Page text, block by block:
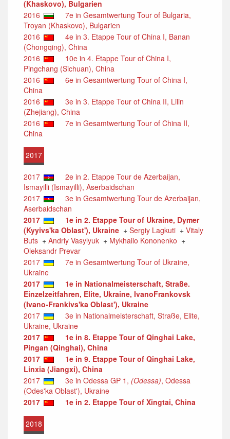
(Khaskovo), Bulgarien
2016
7e in Gesamtwertung Tour of Bulgaria,
Troyan (Khaskovo), Bulgarien
2016
4e in 3. Etappe Tour of China I, Banan
(Chongqing), China
2016
10e in 4. Etappe Tour of China I,
Pingchang (Sichuan), China
2016
6e in Gesamtwertung Tour of China I,
China
2016
3e in 3. Etappe Tour of China II, Lilin
(Zhejiang), China
2016
7e in Gesamtwertung Tour of China II,
China
2017
2017
2e in 2. Etappe Tour de Azerbaijan,
Ismayilli (Ismayilli), Aserbaidschan
2017
3e in Gesamtwertung Tour de Azerbaijan,
Aserbaidschan
2017
1e in 2. Etappe Tour of Ukraine, Dymer
(Kyyivs'ka Oblast'), Ukraine + Sergiy Lagkuti + Vitaly
Buts + Andriy Vasylyuk + Mykhailo Kononenko +
Oleksandr Prevar
2017
7e in Gesamtwertung Tour of Ukraine,
Ukraine
2017
1e in Nationalmeisterschaft, Straße.
Einzelzeitfahren, Elite, Ukraine, IvanoFrankovsk
(Ivano-Frankivs'ka Oblast'), Ukraine
2017
3e in Nationalmeisterschaft, Straße, Elite,
Ukraine, Ukraine
2017
1e in 8. Etappe Tour of Qinghai Lake,
Pingan (Qinghai), China
2017
1e in 9. Etappe Tour of Qinghai Lake,
Linxia (Jiangxi), China
2017
3e in Odessa GP 1, (Odessa), Odessa
(Odes'ka Oblast'), Ukraine
2017
1e in 2. Etappe Tour of Xingtai, China
2018